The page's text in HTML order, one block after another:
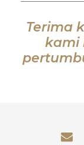
Terima
kami